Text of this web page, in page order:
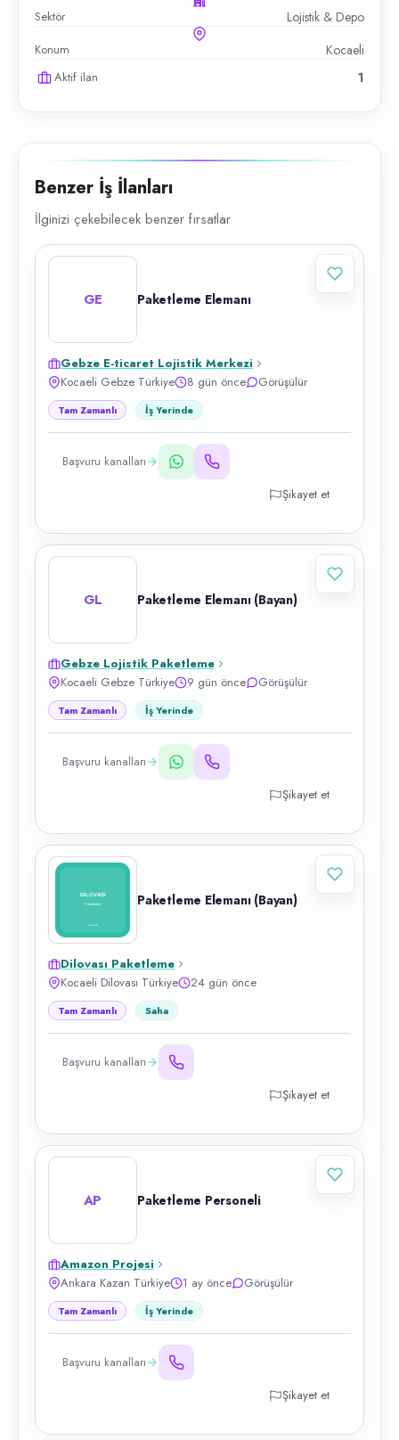
Sektör Lojistik & Depo
Konum Kocaeli
Aktif ilan 1
Benzer İş İlanları
İlginizi çekebilecek benzer fırsatlar
GE Paketleme Elemanı
Gebze E-ticaret Lojistik Merkezi
Kocaeli Gebze Türkiye
8 gün önce Görüşülür
Tam Zamanlı İş Yerinde
Başvuru kanalları
Şikayet et
GL Paketleme Elemanı (Bayan)
Gebze Lojistik Paketleme
Kocaeli Gebze Türkiye
9 gün önce Görüşülür
Tam Zamanlı İş Yerinde
Başvuru kanalları
Şikayet et
Paketleme Elemanı (Bayan)
Dilovası Paketleme
Kocaeli Dilovası Türkiye
24 gün önce
Tam Zamanlı Saha
Başvuru kanalları
Şikayet et
AP Paketleme Personeli
Amazon Projesi
Ankara Kazan Türkiye
1 ay önce Görüşülür
Tam Zamanlı İş Yerinde
Başvuru kanalları
Şikayet et